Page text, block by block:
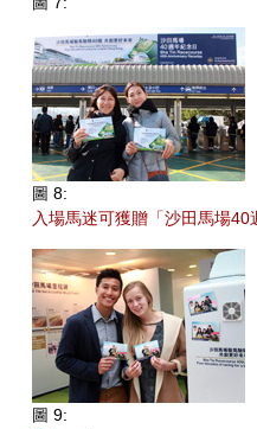
圖 8:
入場馬迷可獲贈「沙田馬場40
圖 9: